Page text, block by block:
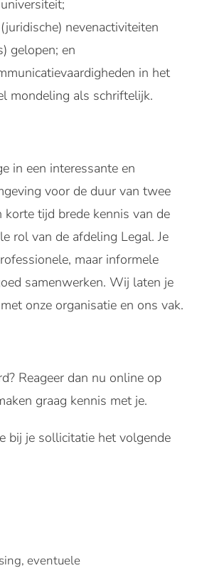
nevenactiviteiten
gelopen; en
in het
mondeling als schriftelijk.
in een interessante en
voor de duur van twee
korte tijd brede kennis van de
rol van de afdeling Legal. Je
maar informele
samenwerken. Wij laten je
onze organisatie en ons vak.
Reageer dan nu online op
graag kennis met je.
bij je sollicitatie het volgende
eventuele